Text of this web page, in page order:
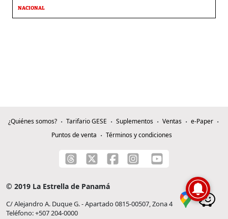
NACIONAL
¿Quiénes somos? Tarifario GESE Suplementos Ventas
e-Paper
Puntos de venta
Términos y condiciones
© 2019 La Estrella de Panamá
C/ Alejandro A. Duque G. - Apartado 0815-00507, Zona 4
Teléfono: +507 204-0000